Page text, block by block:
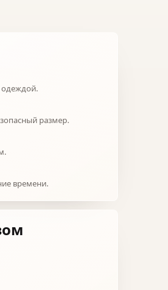
одеждой.
размер.
времени.